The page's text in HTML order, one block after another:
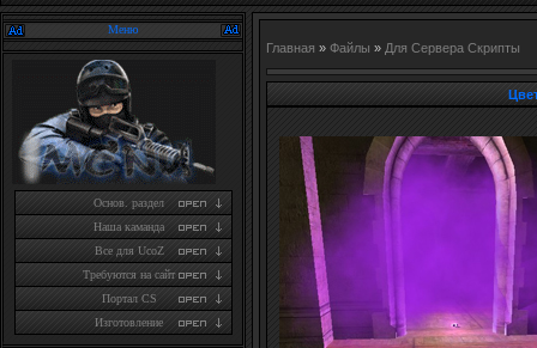
Меню
Основ. раздел
Наша каманда
Все для UcoZ
Требуются на сайт
Портал CS
Изготовление
Главная » Файлы » Для Сервера Скрипты